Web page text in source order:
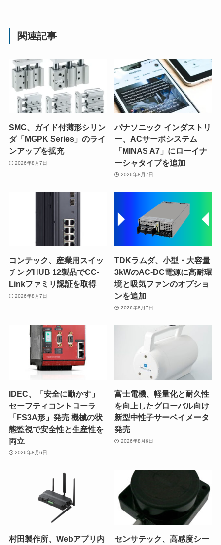
関連記事
SMC、ガイド付薄形シリン
ダ「MGPK Series」のライ
ンアップを拡充
2026年8月7日
パナソニック インダストリ
ー、ACサーボシステム
「MINAS A7」にローイナ
ーシャタイプを追加
2026年8月7日
コンテック、産業用スイッ
チングHUB 12製品でCC-
Linkファミリ認証を取得
2026年8月7日
TDKラムダ、小型・大容量
3kWのAC-DC電源に高耐環
境と吸気ファンのオプショ
ンを追加
2026年8月7日
IDEC、「安全に動かす」
セーフティコントローラ
「FS3A形」発売 機械の状
態監視で安全性と生産性を
両立
2026年8月6日
富士電機、軽量化と耐久性
を向上したグローバル向け
新型中性子サーベイメータ
発売
2026年8月6日
村田製作所、Webアプリ内
センサテック、高感度シー